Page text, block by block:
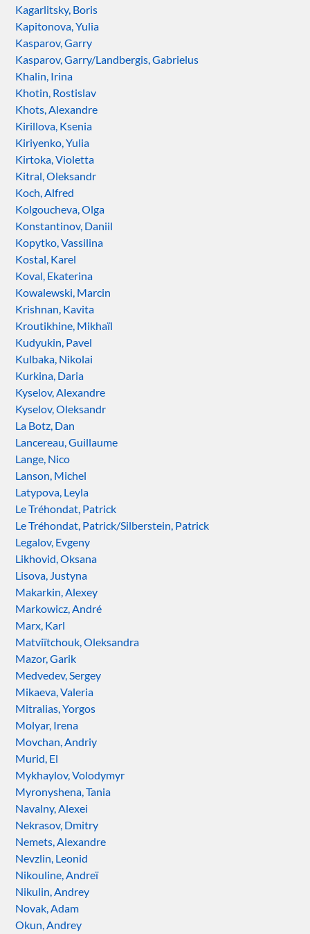
Kagarlitsky, Boris
Kapitonova, Yulia
Kasparov, Garry
Kasparov, Garry/Landbergis, Gabrielus
Khalin, Irina
Khotin, Rostislav
Khots, Alexandre
Kirillova, Ksenia
Kiriyenko, Yulia
Kirtoka, Violetta
Kitral, Oleksandr
Koch, Alfred
Kolgoucheva, Olga
Konstantinov, Daniil
Kopytko, Vassilina
Kostal, Karel
Koval, Ekaterina
Kowalewski, Marcin
Krishnan, Kavita
Kroutikhine, Mikhaïl
Kudyukin, Pavel
Kulbaka, Nikolai
Kurkina, Daria
Kyselov, Alexandre
Kyselov, Oleksandr
La Botz, Dan
Lancereau, Guillaume
Lange, Nico
Lanson, Michel
Latypova, Leyla
Le Tréhondat, Patrick
Le Tréhondat, Patrick/Silberstein, Patrick
Legalov, Evgeny
Likhovid, Oksana
Lisova, Justyna
Makarkin, Alexey
Markowicz, André
Marx, Karl
Matviïtchouk, Oleksandra
Mazor, Garik
Medvedev, Sergey
Mikaeva, Valeria
Mitralias, Yorgos
Molyar, Irena
Movchan, Andriy
Murid, El
Mykhaylov, Volodymyr
Myronyshena, Tania
Navalny, Alexei
Nekrasov, Dmitry
Nemets, Alexandre
Nevzlin, Leonid
Nikouline, Andreï
Nikulin, Andrey
Novak, Adam
Okun, Andrey